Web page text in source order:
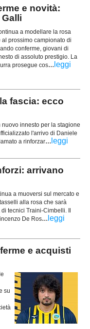
e novità:
a modellare la rosa
prossimo campionato di
conferme, giovani di
di assoluto prestigio. La
prosegue cos... leggi
fascia: ecco
innesto per la stagione
l'arrivo di Daniele
a rinforzar... leggi
arrivano
a muoversi sul mercato e
alla rosa che sarà
tecnici Traini-Cimbelli. Il
De Ros... leggi
e acquisti
su